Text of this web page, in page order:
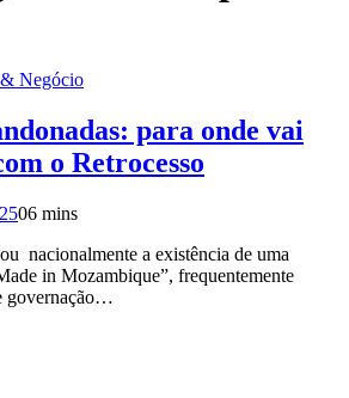
Negócio
para onde vai
o Retrocesso
06 mins
nacionalmente a existência de uma
in Mozambique”, frequentemente
governação…